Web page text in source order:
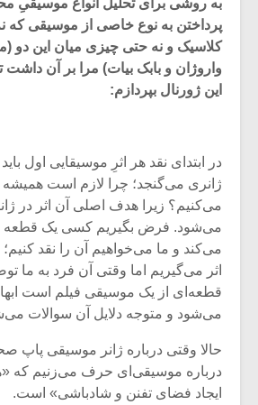
پرداختن به نوع خاصی از موسیقی که
کلاسیک و نه حتی چیزی میان این دو
واروژان و بابک بیات) مرا بر آن داشت
این ژورنال بپردازم:
در ابتدای نقد هر اثرِ موسیقایی اول
ژانری می‌گنجد؛ چرا لازم است همیشه
می‌کنیم؟ زیرا هدف اصلی آن اثر در
می‌شود. فرض بگیریم کسی یک قطعه
می‌کند و ما می‌خواهیم آن را نقد کنیم؛
اثر می‌گیریم اما وقتی آن فرد به ما
قطعه‌ای از یک موسیقی فیلم است
می‌شود و متوجه دلایل آن سوالات
حالا وقتی درباره ژانر موسیقی پاپ
درباره موسیقی‌ای حرف می‌زنیم که
ایجاد فضای تفنن و شادباشی» است.